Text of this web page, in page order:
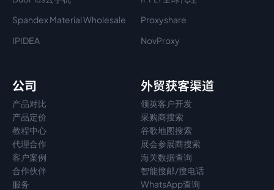
Spandex Material Wholesale​
Proxyshare
IPIDEA
NovProxy
公司
产品对比
产品定价
教程中心
代理合作
客户案例
合作伙伴
服务
外贸获客渠道
领英客户开发
采购商搜索
谷歌地图搜索
展会参展商搜索
海关数据查询
智能搜邮/搜电话
WhatsApp查询